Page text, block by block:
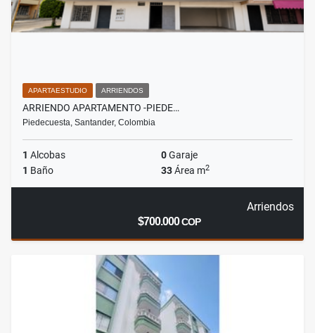
APARTAESTUDIO ARRIENDOS
ARRIENDO APARTAMENTO -PIEDE…
Piedecuesta, Santander, Colombia
1 Alcobas 0Garaje
1 Baño 33Área m2
Arriendos
$700.000COP